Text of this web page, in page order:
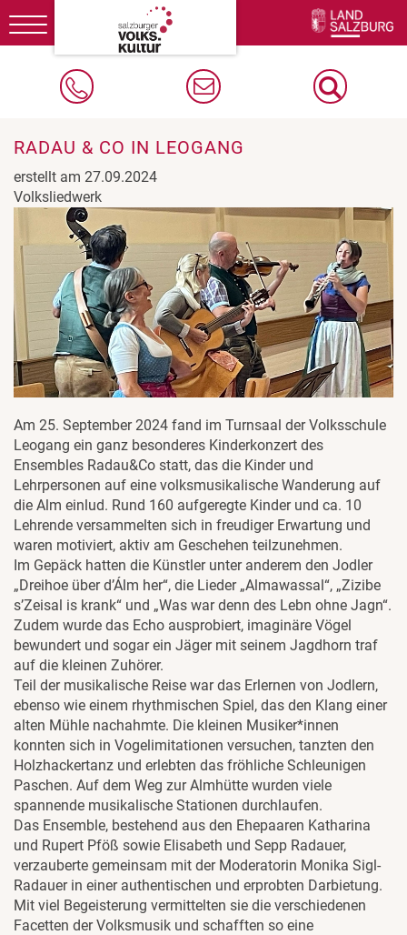
Toggle
navigation
RADAU & CO IN LEOGANG
erstellt am 27.09.2024
Volksliedwerk
Am 25. September 2024 fand im Turnsaal der Volksschule
Leogang ein ganz besonderes Kinderkonzert des
Ensembles Radau&Co statt, das die Kinder und
Lehrpersonen auf eine volksmusikalische Wanderung auf
die Alm einlud. Rund 160 aufgeregte Kinder und ca. 10
Lehrende versammelten sich in freudiger Erwartung und
waren motiviert, aktiv am Geschehen teilzunehmen.
Im Gepäck hatten die Künstler unter anderem den Jodler
„Dreihoe über d’Álm her“, die Lieder „Almawassal“, „Zizibe
s’Zeisal is krank“ und „Was war denn des Lebn ohne Jagn“.
Zudem wurde das Echo ausprobiert, imaginäre Vögel
bewundert und sogar ein Jäger mit seinem Jagdhorn traf
auf die kleinen Zuhörer.
Teil der musikalische Reise war das Erlernen von Jodlern,
ebenso wie einem rhythmischen Spiel, das den Klang einer
alten Mühle nachahmte. Die kleinen Musiker*innen
konnten sich in Vogelimitationen versuchen, tanzten den
Holzhackertanz und erlebten das fröhliche Schleunigen
Paschen. Auf dem Weg zur Almhütte wurden viele
spannende musikalische Stationen durchlaufen.
Das Ensemble, bestehend aus den Ehepaaren Katharina
und Rupert Pföß sowie Elisabeth und Sepp Radauer,
verzauberte gemeinsam mit der Moderatorin Monika Sigl-
Radauer in einer authentischen und erprobten Darbietung.
Mit viel Begeisterung vermittelten sie die verschiedenen
Facetten der Volksmusik und schafften so eine